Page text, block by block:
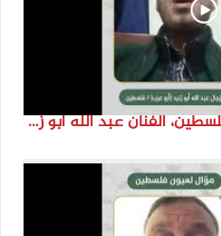
انتماء2021: موال لعيون فلسطين، الفنان عبد الله ابو زنيد، فلسطين